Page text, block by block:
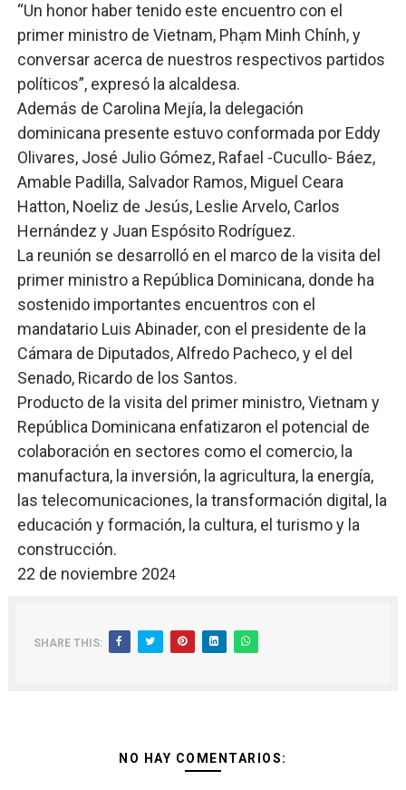
“Un honor haber tenido este encuentro con el
primer ministro de Vietnam, Phạm Minh Chính, y
conversar acerca de nuestros respectivos partidos
políticos”, expresó la alcaldesa.
Además de Carolina Mejía, la delegación
dominicana presente estuvo conformada por Eddy
Olivares, José Julio Gómez, Rafael -Cucullo- Báez,
Amable Padilla, Salvador Ramos, Miguel Ceara
Hatton, Noeliz de Jesús, Leslie Arvelo, Carlos
Hernández y Juan Espósito Rodríguez.
La reunión se desarrolló en el marco de la visita del
primer ministro a República Dominicana, donde ha
sostenido importantes encuentros con el
mandatario Luis Abinader, con el presidente de la
Cámara de Diputados, Alfredo Pacheco, y el del
Senado, Ricardo de los Santos.
Producto de la visita del primer ministro, Vietnam y
República Dominicana enfatizaron el potencial de
colaboración en sectores como el comercio, la
manufactura, la inversión, la agricultura, la energía,
las telecomunicaciones, la transformación digital, la
educación y formación, la cultura, el turismo y la
construcción.
22 de noviembre 2024
SHARE THIS:
NO HAY COMENTARIOS: